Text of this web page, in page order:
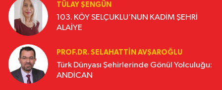
TÜLAY ŞENGÜN
103. KÖY SELÇUKLU’NUN KADİM ŞEHRİ
ALAİYE
PROF.DR. SELAHATTIN AVŞAROĞLU
Türk Dünyası Şehirlerinde Gönül Yolculuğu:
ANDİCAN